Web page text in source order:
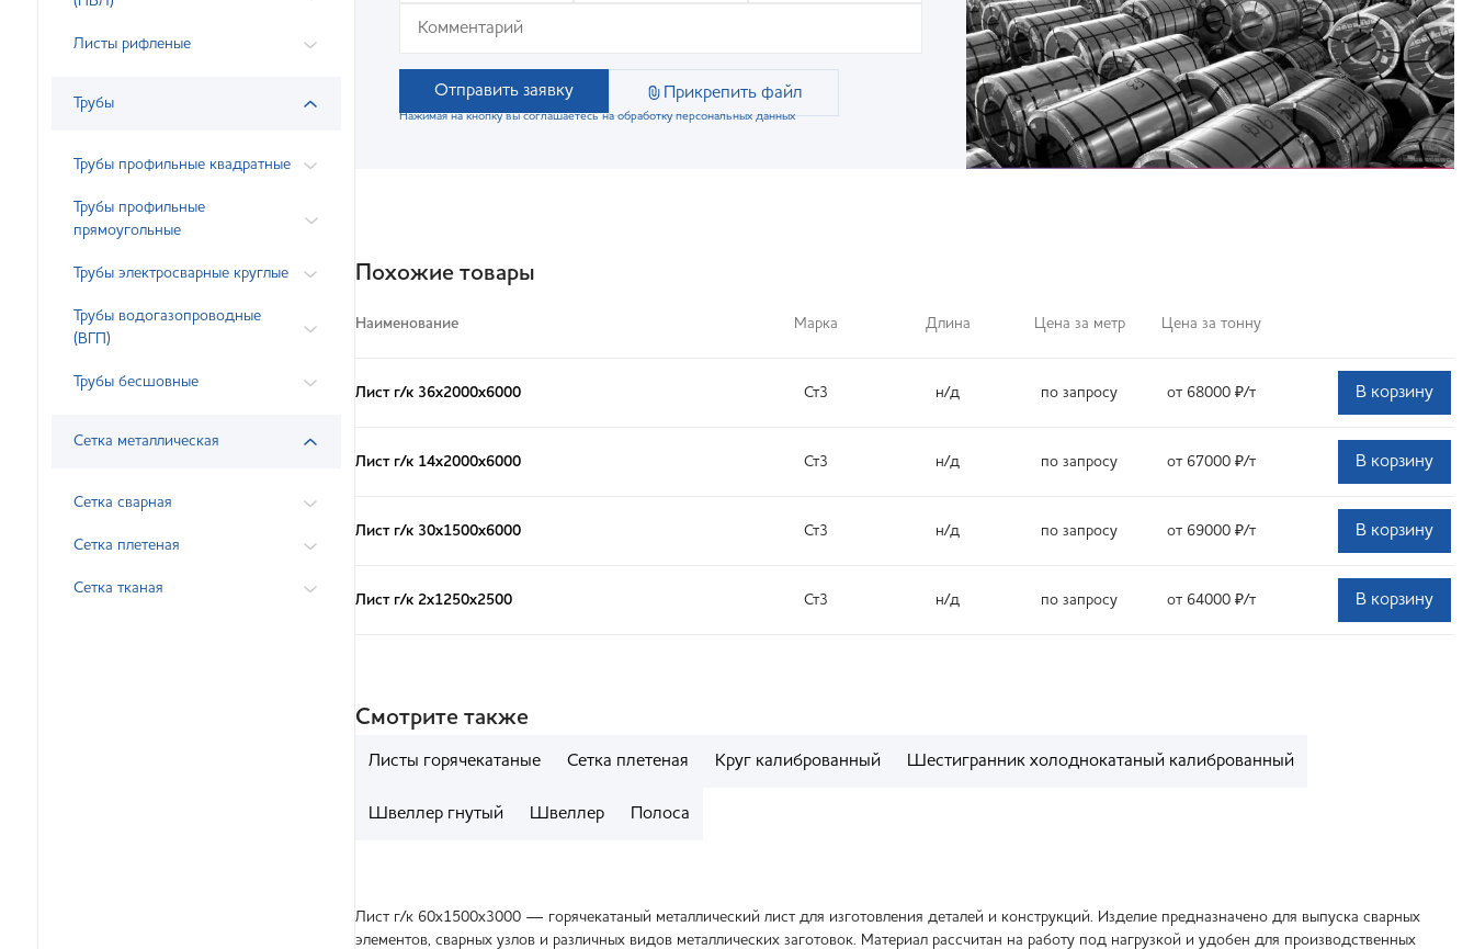
Листы рифленые
Трубы
Трубы профильные квадратные
Трубы профильные
прямоугольные
Трубы электросварные круглые
Трубы водогазопроводные
(ВГП)
Трубы бесшовные
Сетка металлическая
Сетка сварная
Сетка плетеная
Сетка тканая
Отправить заявку Прикрепить файл
Нажимая на кнопку вы соглашаетесь на обработку персональных данных
Похожие товары
Наименование Марка Длина Цена за метр Цена за тонну
Лист г/к 36х2000х6000 Ст3 н/д по запросу от 68000 ₽/т В корзину
Лист г/к 14х2000х6000 Ст3 н/д по запросу от 67000 ₽/т В корзину
Лист г/к 30х1500х6000 Ст3 н/д по запросу от 69000 ₽/т В корзину
Лист г/к 2х1250х2500 Ст3 н/д по запросу от 64000 ₽/т В корзину
Смотрите также
Листы горячекатаные Сетка плетеная Круг калиброванный Шестигранник холоднокатаный калиброванный
Швеллер гнутый Швеллер Полоса
Лист г/к 60х1500х3000 — горячекатаный металлический лист для изготовления деталей и конструкций. Изделие предназначено для выпуска сварных
элементов, сварных узлов и различных видов металлических заготовок. Материал рассчитан на работу под нагрузкой и удобен для производственных